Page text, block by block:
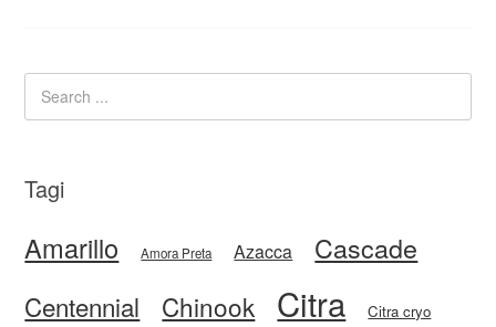
Tagi
Amarillo Amora Preta Azacca Cascade
Centennial Chinook Citra Citra cryo